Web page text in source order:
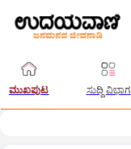
ಮುಖಪುಟ ಸುದ್ದಿ ವಿಭಾಗ